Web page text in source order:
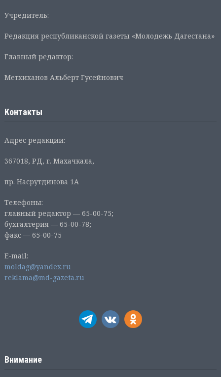
Учредитель:
Редакция республиканской газеты «Молодежь Дагестана»
Главный редактор:
Метхиханов Альберт Гусейнович
Контакты
Адрес редакции:
367018, РД, г. Махачкала,
пр. Насрутдинова 1А
Телефоны:
главный редактор — 65-00-75;
бухгалтерия — 65-00-78;
факс — 65-00-75
E-mail:
moldag@yandex.ru
reklama@md-gazeta.ru
Внимание